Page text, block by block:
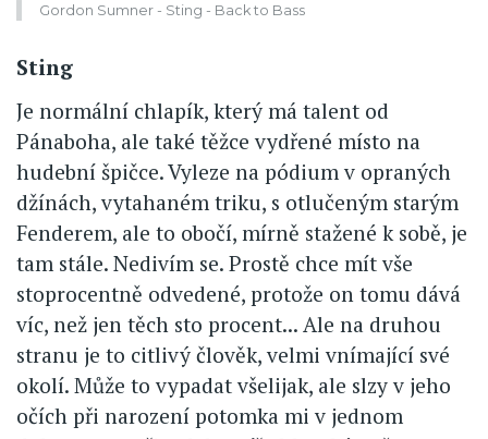
Gordon Sumner - Sting - Back to Bass
Sting
Je normální chlapík, který má talent od
Pánaboha, ale také těžce vydřené místo na
hudební špičce. Vyleze na pódium v opraných
džínách, vytahaném triku, s otlučeným starým
Fenderem, ale to obočí, mírně stažené k sobě, je
tam stále. Nedivím se. Prostě chce mít vše
stoprocentně odvedené, protože on tomu dává
víc, než jen těch sto procent... Ale na druhou
stranu je to citlivý člověk, velmi vnímající své
okolí. Může to vypadat všelijak, ale slzy v jeho
očích při narození potomka mi v jednom